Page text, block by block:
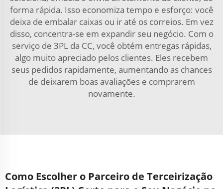
forma rápida. Isso economiza tempo e esforço: você
deixa de embalar caixas ou ir até os correios. Em vez
disso, concentra-se em expandir seu negócio. Com o
serviço de 3PL da CC, você obtém entregas rápidas,
algo muito apreciado pelos clientes. Eles recebem
seus pedidos rapidamente, aumentando as chances
de deixarem boas avaliações e comprarem
novamente.
Como Escolher o Parceiro de Terceirização